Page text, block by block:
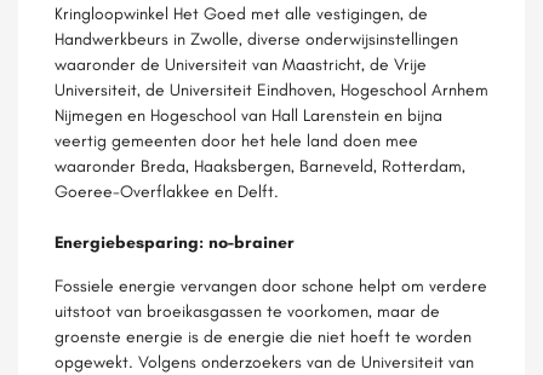
Kringloopwinkel Het Goed met alle vestigingen, de
Handwerkbeurs in Zwolle, diverse onderwijsinstellingen
waaronder de Universiteit van Maastricht, de Vrije
Universiteit, de Universiteit Eindhoven, Hogeschool Arnhem
Nijmegen en Hogeschool van Hall Larenstein en bijna
veertig gemeenten door het hele land doen mee
waaronder Breda, Haaksbergen, Barneveld, Rotterdam,
Goeree-Overflakkee en Delft.
Energiebesparing: no-brainer
Fossiele energie vervangen door schone helpt om verdere
uitstoot van broeikasgassen te voorkomen, maar de
groenste energie is de energie die niet hoeft te worden
opgewekt. Volgens onderzoekers van de Universiteit van